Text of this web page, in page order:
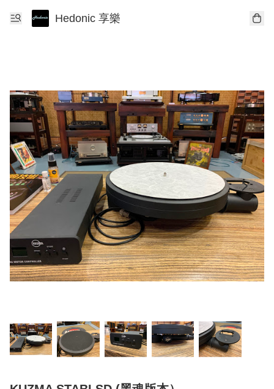
Hedonic 享樂